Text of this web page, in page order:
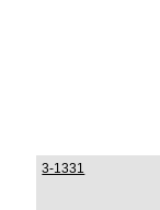
3-1331